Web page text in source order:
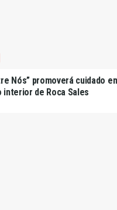
Nós” promoverá cuidado
interior de Roca Sales